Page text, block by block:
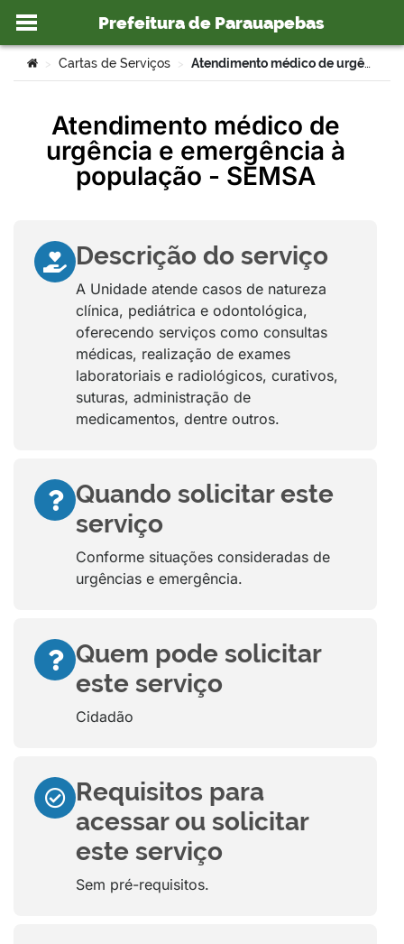
Ir para o conteúdo
Prefeitura de Parauapebas
portal
Você está aqui:
> Cartas de Serviços > Atendimento médico de urgência e emergência à população – SEMSA
Atendimento médico de
urgência e emergência à
população - SEMSA
Descrição do serviço
A Unidade atende casos de natureza
clínica, pediátrica e odontológica,
oferecendo serviços como consultas
médicas, realização de exames
laboratoriais e radiológicos, curativos,
suturas, administração de
medicamentos, dentre outros.
Quando solicitar este
serviço
Conforme situações consideradas de
urgências e emergência.
Quem pode solicitar
este serviço
Cidadão
Requisitos para
acessar ou solicitar
este serviço
Sem pré-requisitos.